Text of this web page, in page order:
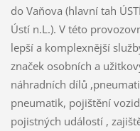
do Vaňova (hlavní tah
Ústí n.L.). V této
lepší a komplexnější
značek osobních a
náhradních dílů
pneumatik, pojištění
pojistných událostí ,